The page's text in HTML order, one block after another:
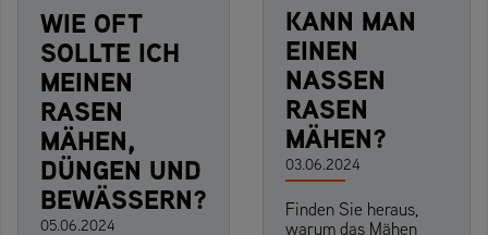
WIE OFT
SOLLTE ICH
MEINEN
RASEN
MÄHEN,
DÜNGEN UND
BEWÄSSERN?
05.06.2024
KANN MAN
EINEN
NASSEN
RASEN
MÄHEN?
03.06.2024
Finden Sie heraus,
warum das Mähen